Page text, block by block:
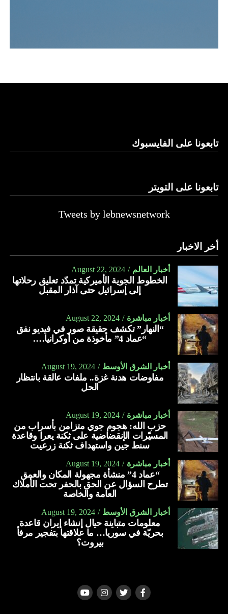
تابعونا على الفايسبوك
تابعونا على التويتر
Tweets by lebnewsnetwork
أخر الاخبار
أخبار العالم August 22, 2024
الخطوط الجوية الأميركية تمدّد تعليق رحلاتها
إلى إسرائيل حتى آذار المقبل
أخبار مباشرة August 22, 2024
“النهار” تكشف حقيقة صور في فيديو نفق
“عماد 4” مأخوذة من أوكرانيا….
أخبار الشرق الأوسط August 19, 2024
مفاوضات هدنة غزة.. ملفات عالقة بانتظار
الحل
أخبار مباشرة August 19, 2024
حزب الله: هجوم جوي متزامن بأسراب من
المسيّرات الإنقضاضية على ثكنة يعرا وقاعدة
سنط جين واستهداف ثكنة زرعيت
أخبار مباشرة August 19, 2024
“عماد 4” منشأة مجهولة المكان والعمق
تطرح السؤال عن الحق بالحفر تحت الأملاك
العامة والخاصة
أخبار الشرق الأوسط August 19, 2024
معلومات متباينة حيال إنشاء إيران قاعدة
بحريّة في سوريا… ما علاقتها بتفجير مرفأ
بيروت؟